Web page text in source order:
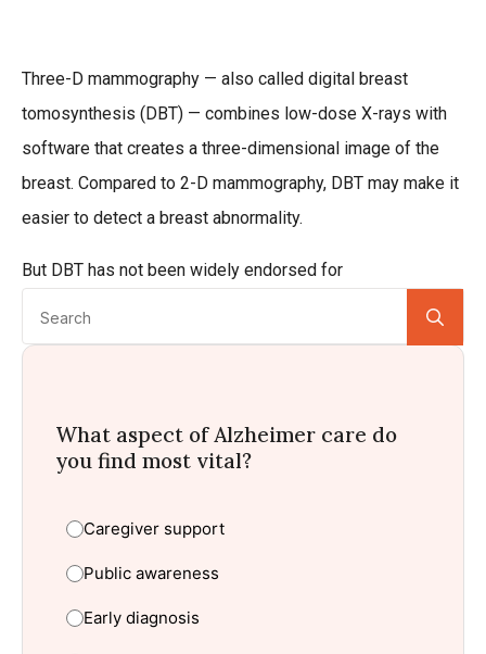
Three-D mammography — also called digital breast
tomosynthesis (DBT) — combines low-dose X-rays with
software that creates a three-dimensional image of the
breast. Compared to 2-D mammography, DBT may make it
easier to detect a breast abnormality.
But DBT has not been widely endorsed for
What aspect of Alzheimer care do
you find most vital?
Caregiver support
Public awareness
Early diagnosis